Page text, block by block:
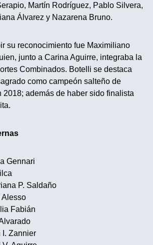
Martín Rodríguez, Pablo Silvera,
Álvarez y Nazarena Bruno.
su reconocimiento fue Maximiliano
junto a Carina Aguirre, integraba la
Combinados. Botelli se destaca
como campeón salteño de
2018; además de haber sido finalista
Gennari
P. Saldaño
Alesso
Fabián
I. Zannier